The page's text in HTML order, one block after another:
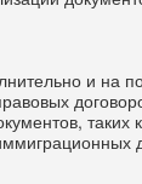
и на
таких